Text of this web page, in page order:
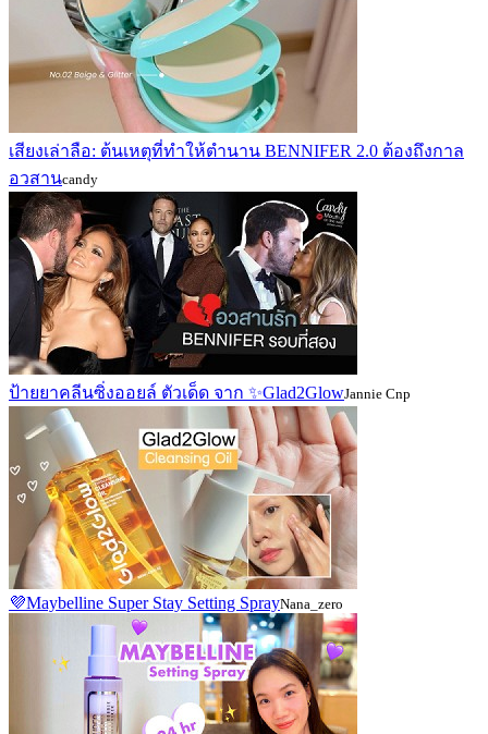
เสียงเล่าลือ: ต้นเหตุที่ทำให้ตำนาน BENNIFER 2.0 ต้องถึงกาล
อวสานcandy
ป้ายยาคลีนซิ่งออยล์ ตัวเด็ด จาก ✨Glad2GlowJannie Cnp
💜Maybelline Super Stay Setting SprayNana_zero